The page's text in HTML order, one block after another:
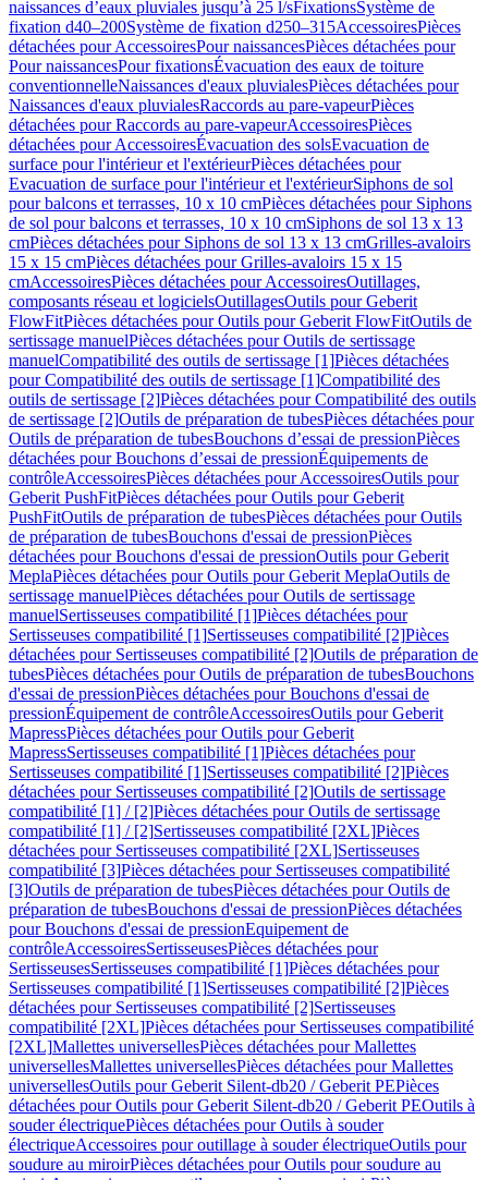
naissances d’eaux pluviales jusqu’à 25 l/sFixationsSystème de
fixation d40–200Système de fixation d250–315AccessoiresPièces
détachées pour AccessoiresPour naissancesPièces détachées pour
Pour naissancesPour fixationsÉvacuation des eaux de toiture
conventionnelleNaissances d'eaux pluvialesPièces détachées pour
Naissances d'eaux pluvialesRaccords au pare-vapeurPièces
détachées pour Raccords au pare-vapeurAccessoiresPièces
détachées pour AccessoiresÉvacuation des solsEvacuation de
surface pour l'intérieur et l'extérieurPièces détachées pour
Evacuation de surface pour l'intérieur et l'extérieurSiphons de sol
pour balcons et terrasses, 10 x 10 cmPièces détachées pour Siphons
de sol pour balcons et terrasses, 10 x 10 cmSiphons de sol 13 x 13
cmPièces détachées pour Siphons de sol 13 x 13 cmGrilles-avaloirs
15 x 15 cmPièces détachées pour Grilles-avaloirs 15 x 15
cmAccessoiresPièces détachées pour AccessoiresOutillages,
composants réseau et logicielsOutillagesOutils pour Geberit
FlowFitPièces détachées pour Outils pour Geberit FlowFitOutils de
sertissage manuelPièces détachées pour Outils de sertissage
manuelCompatibilité des outils de sertissage [1]Pièces détachées
pour Compatibilité des outils de sertissage [1]Compatibilité des
outils de sertissage [2]Pièces détachées pour Compatibilité des outils
de sertissage [2]Outils de préparation de tubesPièces détachées pour
Outils de préparation de tubesBouchons d’essai de pressionPièces
détachées pour Bouchons d’essai de pressionÉquipements de
contrôleAccessoiresPièces détachées pour AccessoiresOutils pour
Geberit PushFitPièces détachées pour Outils pour Geberit
PushFitOutils de préparation de tubesPièces détachées pour Outils
de préparation de tubesBouchons d'essai de pressionPièces
détachées pour Bouchons d'essai de pressionOutils pour Geberit
MeplaPièces détachées pour Outils pour Geberit MeplaOutils de
sertissage manuelPièces détachées pour Outils de sertissage
manuelSertisseuses compatibilité [1]Pièces détachées pour
Sertisseuses compatibilité [1]Sertisseuses compatibilité [2]Pièces
détachées pour Sertisseuses compatibilité [2]Outils de préparation de
tubesPièces détachées pour Outils de préparation de tubesBouchons
d'essai de pressionPièces détachées pour Bouchons d'essai de
pressionÉquipement de contrôleAccessoiresOutils pour Geberit
MapressPièces détachées pour Outils pour Geberit
MapressSertisseuses compatibilité [1]Pièces détachées pour
Sertisseuses compatibilité [1]Sertisseuses compatibilité [2]Pièces
détachées pour Sertisseuses compatibilité [2]Outils de sertissage
compatibilité [1] / [2]Pièces détachées pour Outils de sertissage
compatibilité [1] / [2]Sertisseuses compatibilité [2XL]Pièces
détachées pour Sertisseuses compatibilité [2XL]Sertisseuses
compatibilité [3]Pièces détachées pour Sertisseuses compatibilité
[3]Outils de préparation de tubesPièces détachées pour Outils de
préparation de tubesBouchons d'essai de pressionPièces détachées
pour Bouchons d'essai de pressionEquipement de
contrôleAccessoiresSertisseusesPièces détachées pour
SertisseusesSertisseuses compatibilité [1]Pièces détachées pour
Sertisseuses compatibilité [1]Sertisseuses compatibilité [2]Pièces
détachées pour Sertisseuses compatibilité [2]Sertisseuses
compatibilité [2XL]Pièces détachées pour Sertisseuses compatibilité
[2XL]Mallettes universellesPièces détachées pour Mallettes
universellesMallettes universellesPièces détachées pour Mallettes
universellesOutils pour Geberit Silent-db20 / Geberit PEPièces
détachées pour Outils pour Geberit Silent-db20 / Geberit PEOutils à
souder électriquePièces détachées pour Outils à souder
électriqueAccessoires pour outillage à souder électriqueOutils pour
soudure au miroirPièces détachées pour Outils pour soudure au